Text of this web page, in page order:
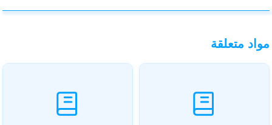
مواد متعلقة